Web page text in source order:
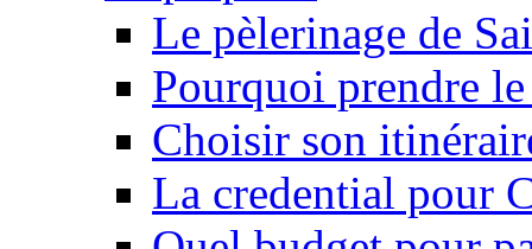
Le pèlerinage de
Pourquoi prendre
Choisir son
La credential pour